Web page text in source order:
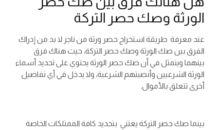
الورثة وصك حصر التركة
عند معرفة طريقة استخراج حصر ورثة من ناجز لا بد من إدراك
الفرق بين صك الورثة وصك حصر التركة، حيث هناك فرق
بينهما ويتمثل في أن صك حصر الورثة يحتوي على تحديد أسماء
الورثة الشرعيين وأنصبتهم الشرعية، ولا يدخل في أي تفاصيل
أخرى تتعلق بالأموال.
بينما صك حصر التركة يعتني بتحديد كافة الممتلكات الخاصة